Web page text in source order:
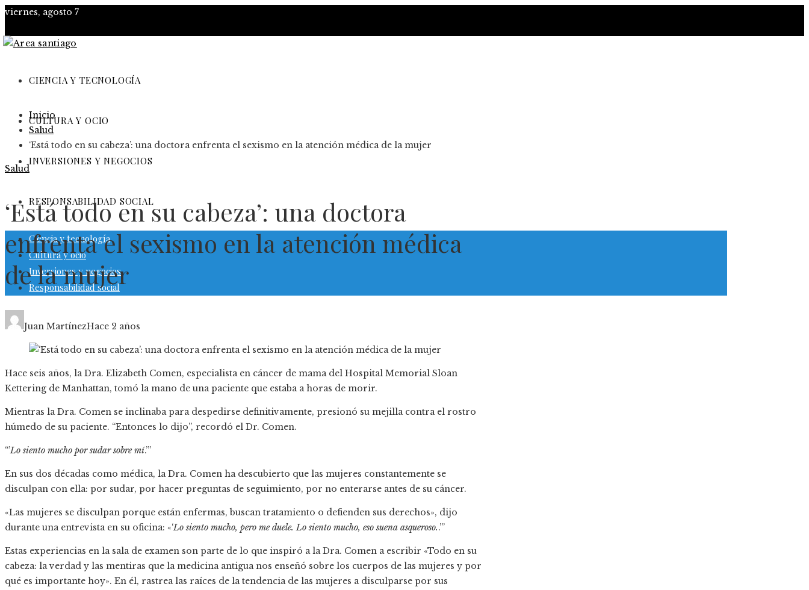
viernes, agosto 7
CIENCIA Y TECNOLOGÍA
CULTURA Y OCIO
INVERSIONES Y NEGOCIOS
RESPONSABILIDAD SOCIAL
Ciencia y tecnología
Cultura y ocio
Inversiones y negocios
Responsabilidad social
Inicio
Salud
‘Está todo en su cabeza’: una doctora enfrenta el sexismo en la atención médica de la mujer
Salud
‘Está todo en su cabeza’: una doctora
enfrenta el sexismo en la atención médica
de la mujer
Juan MartínezHace 2 años
Hace seis años, la Dra. Elizabeth Comen, especialista en cáncer de mama del Hospital Memorial Sloan
Kettering de Manhattan, tomó la mano de una paciente que estaba a horas de morir.
Mientras la Dra. Comen se inclinaba para despedirse definitivamente, presionó su mejilla contra el rostro
húmedo de su paciente. “Entonces lo dijo”, recordó el Dr. Comen.
“’Lo siento mucho por sudar sobre mí.’”
En sus dos décadas como médica, la Dra. Comen ha descubierto que las mujeres constantemente se
disculpan con ella: por sudar, por hacer preguntas de seguimiento, por no enterarse antes de su cáncer.
«Las mujeres se disculpan porque están enfermas, buscan tratamiento o defienden sus derechos», dijo
durante una entrevista en su oficina: «‘Lo siento mucho, pero me duele. Lo siento mucho, eso suena asqueroso..’”
Estas experiencias en la sala de examen son parte de lo que inspiró a la Dra. Comen a escribir «Todo en su
cabeza: la verdad y las mentiras que la medicina antigua nos enseñó sobre los cuerpos de las mujeres y por
qué es importante hoy». En él, rastrea las raíces de la tendencia de las mujeres a disculparse por sus